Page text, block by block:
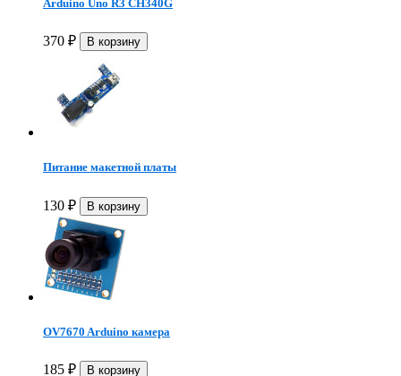
Arduino Uno R3 CH340G
370 ₽
Питание макетной платы
130 ₽
OV7670 Arduino камера
185 ₽